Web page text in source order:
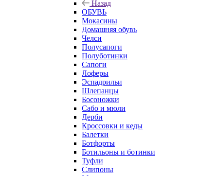
Назад
ОБУВЬ
Мокасины
Домашняя обувь
Челси
Полусапоги
Полуботинки
Сапоги
Лоферы
Эспадрильи
Шлепанцы
Босоножки
Сабо и мюли
Дерби
Кроссовки и кеды
Балетки
Ботфорты
Ботильоны и ботинки
Туфли
Слипоны